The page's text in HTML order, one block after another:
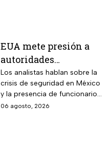
EUA mete presión a
autoridades
mexicanas para
combatir al
narcotráfico y detener
a funcionarios
Los analistas hablan sobre la
crisis de seguridad en México
y la presencia de funcionarios
corruptos en el narcotráfico
06 agosto, 2026